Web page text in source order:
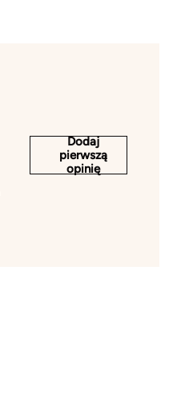
Dodaj
pierwszą
opinię